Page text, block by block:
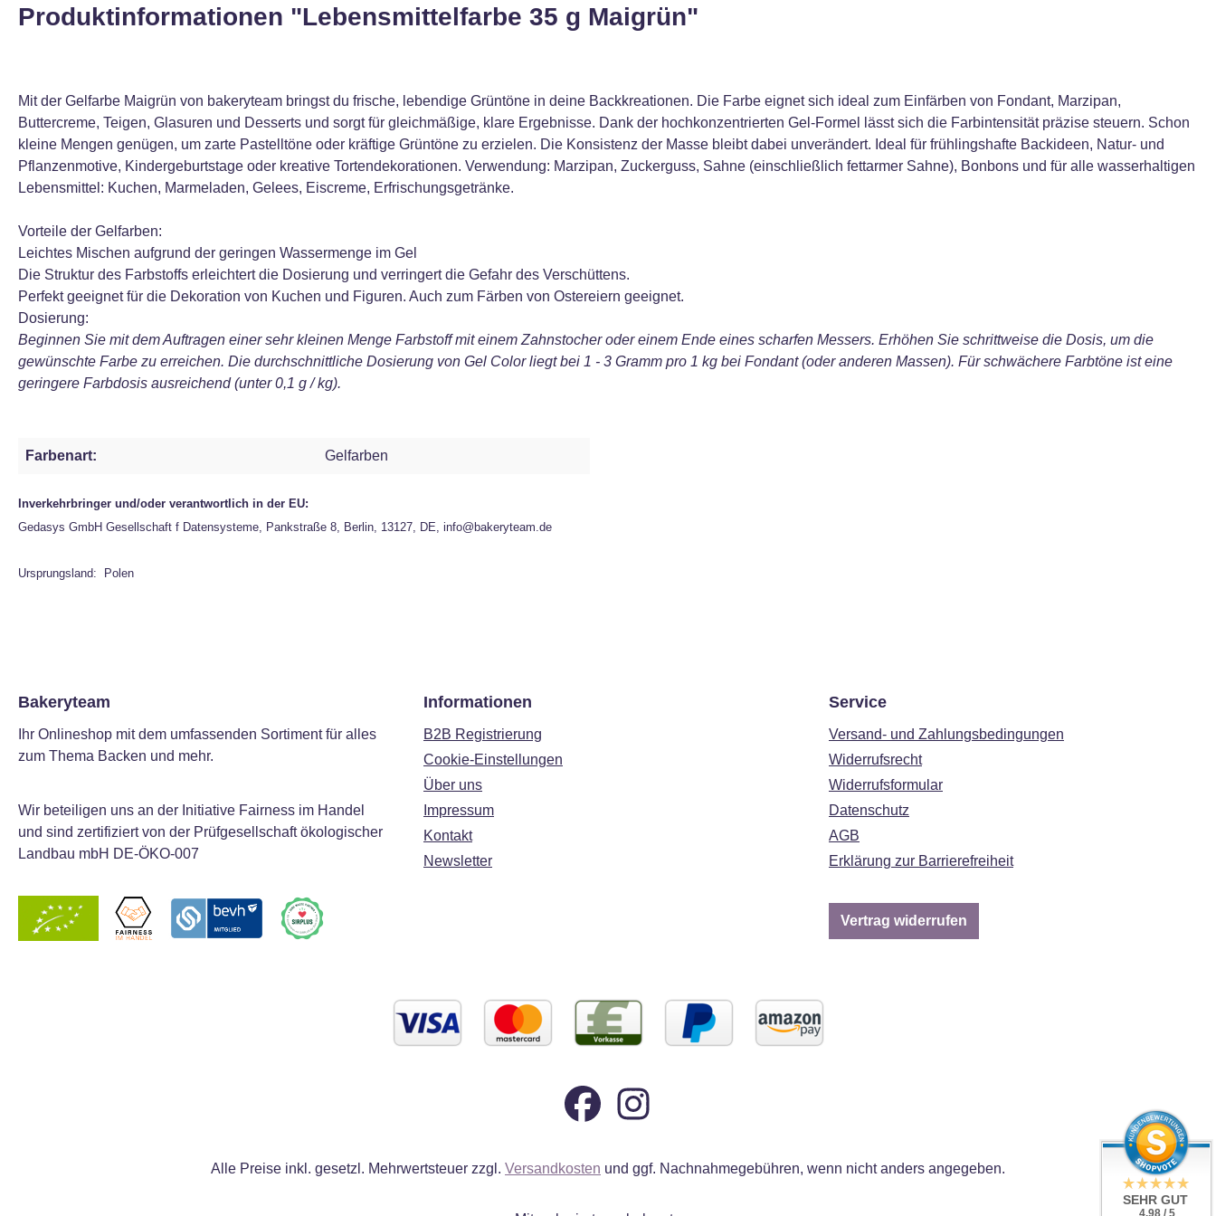
Produktinformationen "Lebensmittelfarbe 35 g Maigrün"
Mit der Gelfarbe Maigrün von bakeryteam bringst du frische, lebendige Grüntöne in deine Backkreationen. Die Farbe eignet sich ideal zum Einfärben von Fondant, Marzipan,
Buttercreme, Teigen, Glasuren und Desserts und sorgt für gleichmäßige, klare Ergebnisse. Dank der hochkonzentrierten Gel-Formel lässt sich die Farbintensität präzise steuern. Schon
kleine Mengen genügen, um zarte Pastelltöne oder kräftige Grüntöne zu erzielen. Die Konsistenz der Masse bleibt dabei unverändert. Ideal für frühlingshafte Backideen, Natur- und
Pflanzenmotive, Kindergeburtstage oder kreative Tortendekorationen. Verwendung: Marzipan, Zuckerguss, Sahne (einschließlich fettarmer Sahne), Bonbons und für alle wasserhaltigen
Lebensmittel: Kuchen, Marmeladen, Gelees, Eiscreme, Erfrischungsgetränke.
Vorteile der Gelfarben:
Leichtes Mischen aufgrund der geringen Wassermenge im Gel
Die Struktur des Farbstoffs erleichtert die Dosierung und verringert die Gefahr des Verschüttens.
Perfekt geeignet für die Dekoration von Kuchen und Figuren. Auch zum Färben von Ostereiern geeignet.
Dosierung:
Beginnen Sie mit dem Auftragen einer sehr kleinen Menge Farbstoff mit einem Zahnstocher oder einem Ende eines scharfen Messers. Erhöhen Sie schrittweise die Dosis, um die
gewünschte Farbe zu erreichen. Die durchschnittliche Dosierung von Gel Color liegt bei 1 - 3 Gramm pro 1 kg bei Fondant (oder anderen Massen). Für schwächere Farbtöne ist eine
geringere Farbdosis ausreichend (unter 0,1 g / kg).
Farbenart: Gelfarben
Inverkehrbringer und/oder verantwortlich in der EU:
Gedasys GmbH Gesellschaft f Datensysteme, Pankstraße 8, Berlin, 13127, DE, info@bakeryteam.de
Ursprungsland: Polen
Bakeryteam
Ihr Onlineshop mit dem umfassenden Sortiment für alles
zum Thema Backen und mehr.
Wir beteiligen uns an der Initiative Fairness im Handel
und sind zertifiziert von der Prüfgesellschaft ökologischer
Landbau mbH DE-ÖKO-007
Informationen
B2B Registrierung
Cookie-Einstellungen
Über uns
Impressum
Kontakt
Newsletter
Service
Versand- und Zahlungsbedingungen
Widerrufsrecht
Widerrufsformular
Datenschutz
AGB
Erklärung zur Barrierefreiheit
Vertrag widerrufen
Alle Preise inkl. gesetzl. Mehrwertsteuer zzgl. Versandkosten und ggf. Nachnahmegebühren, wenn nicht anders angegeben.
SEHR GUT
4.98 / 5